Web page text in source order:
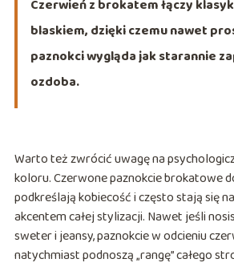
Czerwień z brokatem łączy
blaskiem, dzięki czemu nawet
paznokci wygląda jak starannie
ozdoba.
Warto też zwrócić uwagę na
koloru. Czerwone paznokcie brokatowe
podkreślają kobiecość i często stają się
akcentem całej stylizacji. Nawet jeśli
sweter i jeansy, paznokcie w odcieniu
natychmiast podnoszą „rangę” całego